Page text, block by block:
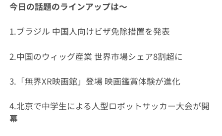
今日の話題のラインアップは～
1.ブラジル 中国人向けビザ免除措置を発表
2.中国のウィッグ産業 世界市場シェア8割超に
3.「無界XR映画館」登場 映画鑑賞体験が進化
4.北京で中学生による人型ロボットサッカー大会が開
幕